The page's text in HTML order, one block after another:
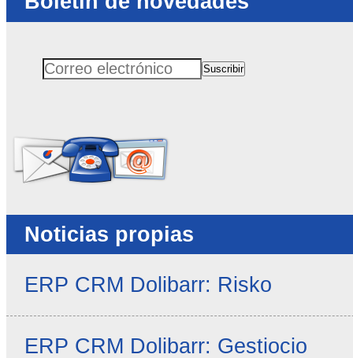
Correo electrónicoSuscribir
Noticias propias
ERP CRM Dolibarr: Risko
ERP CRM Dolibarr: Gestiocio